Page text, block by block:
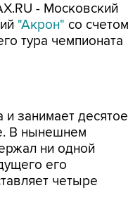
- Московский
"Акрон" со счетом
тура чемпионата
занимает десятое
В нынешнем
ни одной
его
четыре